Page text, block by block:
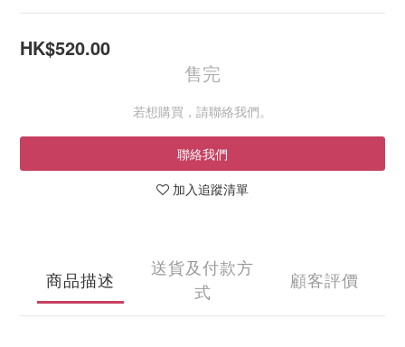
HK$520.00
售完
若想購買，請聯絡我們。
聯絡我們
加入追蹤清單
商品描述
送貨及付款方
式
顧客評價